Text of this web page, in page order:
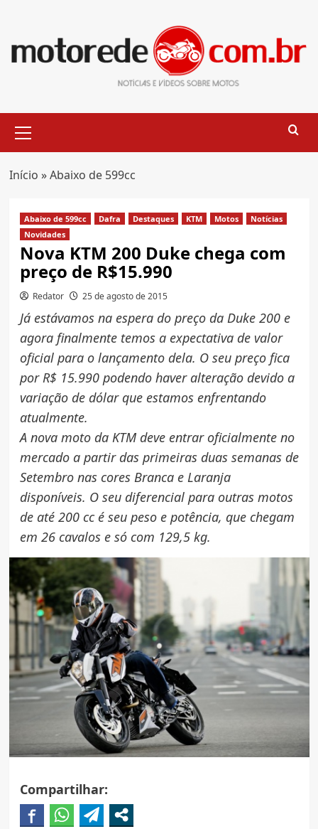
content
Menu
Início »Abaixo de 599cc
Abaixo de 599cc Dafra Destaques KTM Motos
Notícias
Novidades
Nova KTM 200 Duke chega com
preço de R$15.990
Redator 25 de agosto de 2015
Já estávamos na espera do preço da Duke 200 e
agora finalmente temos a expectativa de valor
oficial para o lançamento dela. O seu preço fica
por R$ 15.990 podendo haver alteração devido a
variação de dólar que estamos enfrentando
atualmente.
A nova moto da KTM deve entrar oficialmente no
mercado a partir das primeiras duas semanas de
Setembro nas cores Branca e Laranja
disponíveis. O seu diferencial para outras motos
de até 200 cc é seu peso e potência, que chegam
em 26 cavalos e só com 129,5 kg.
Compartilhar: